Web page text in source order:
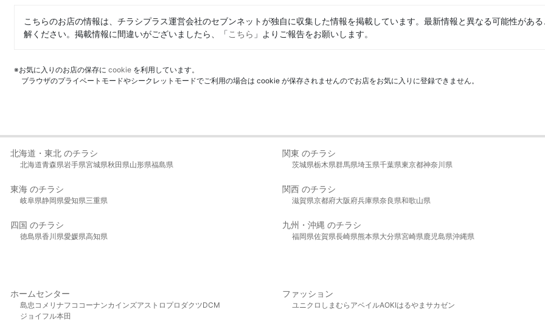
こちらのお店の情報は、チラシプラス運営会社のセブンネットが独自に収集した情報を掲載しています。最新情報と異なる可能性があ
解ください。掲載情報に間違いがございましたら、「こちら 」よりご報告をお願いします。
※お気に入りのお店の保存に cookie を利用しています。
ブラウザのプライベートモードやシークレットモードでご利用の場合は cookie が保存されませんのでお店をお気に入りに登録できません。
北海道・東北 のチラシ
北海道青森県岩手県宮城県秋田県山形県福島県
関東 のチラシ
茨城県栃木県群馬県埼玉県千葉県東京都神奈川県
東海 のチラシ
岐阜県静岡県愛知県三重県
関西 のチラシ
滋賀県京都府大阪府兵庫県奈良県和歌山県
四国 のチラシ
徳島県香川県愛媛県高知県
九州・沖縄 のチラシ
福岡県佐賀県長崎県熊本県大分県宮崎県鹿児島県沖縄県
ホームセンター
島忠 コメリ ナフコ コーナンカインズアストロプロダクツDCM
ジョイフル本田
ファッション
ユニクロ しまむら アベイルAOKIはるやま サカゼン